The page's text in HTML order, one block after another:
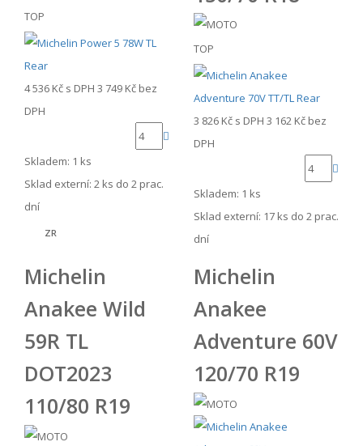
TOP
4 536 Kč s DPH 3 749 Kč bez
DPH
Skladem: 1 ks
Sklad externí: 2 ks do 2 prac.
dní
ZR
TOP
3 826 Kč s DPH 3 162 Kč bez
DPH
Skladem: 1 ks
Sklad externí: 17 ks do 2 prac.
dní
Michelin
Anakee Wild
59R TL
DOT2023
110/80 R19
Michelin
Anakee
Adventure 60V
120/70 R19